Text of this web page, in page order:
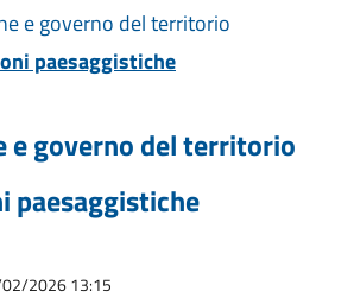
e governo del territorio
paesaggistiche
e governo del territorio
paesaggistiche
02/2026 13:15